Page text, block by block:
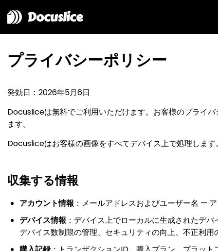
Docuslice
プライバシーポリシー
発効日：2026年5月6日
Docusliceは無料でご利用いただけます。お客様のプライ
ます。
Docusliceはお客様の画像をすべてデバイス上で処理しま
収集する情報
アカウント情報 ：メールアドレスおよびユーザー名 —
デバイス情報 ：デバイス上でローカルに生成されたデ
デバイス数制限の管理、セキュリティの向上、不正利用